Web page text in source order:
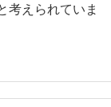
考えられていま